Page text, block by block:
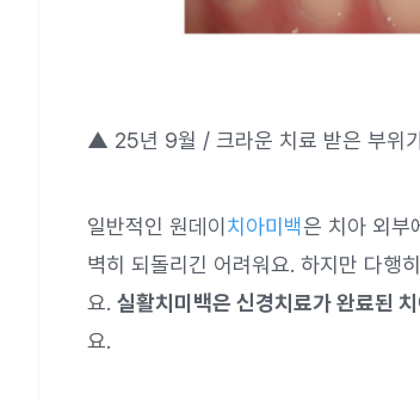
▲ 25년 9월 / 크라운 치료 받은 부위
일반적인 원데이 치아미백은 치아 외부
벽히 되돌리긴 어려워요. 하지만 다행
요. 실활치미백은 신경치료가 완료된
요.